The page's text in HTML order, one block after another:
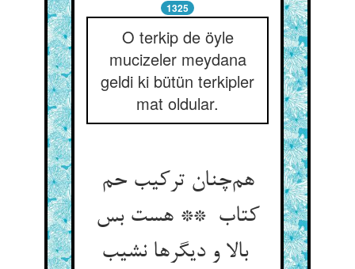
1325
O terkip de öyle
mucizeler meydana
geldi ki bütün terkipler
mat oldular.
هم‌چنان ترکیب حم
کتاب ** هست بس
بالا و دیگرها نشیب